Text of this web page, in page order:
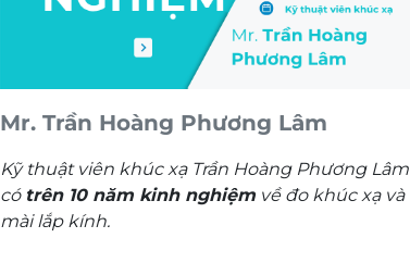
Mr. Trần Hoàng Phương Lâm
Kỹ thuật viên khúc xạ Trần Hoàng Phương Lâm
có trên 10 năm kinh nghiệm về đo khúc xạ và
mài lắp kính.